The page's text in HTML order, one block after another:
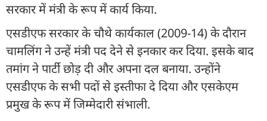
सरकार में मंत्री के रूप में कार्य किया.
एसडीएफ सरकार के चौथे कार्यकाल (2009-14) के दौरान
चामलिंग ने उन्हें मंत्री पद देने से इनकार कर दिया. इसके बाद
तमांग ने पार्टी छोड़ दी और अपना दल बनाया. उन्होंने
एसडीएफ के सभी पदों से इस्तीफा दे दिया और एसकेएम
प्रमुख के रूप में जिम्मेदारी संभाली.